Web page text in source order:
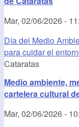
Mar, 02/06/2026 -
Día del Medio
para cuidar el
Cataratas
Medio ambiente,
cartelera cultural
Mar, 02/06/2026 -